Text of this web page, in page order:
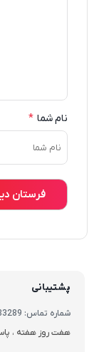
نام شما *
پشتیبانی
شماره تماس: 09193683289
هفت روز هفته ،